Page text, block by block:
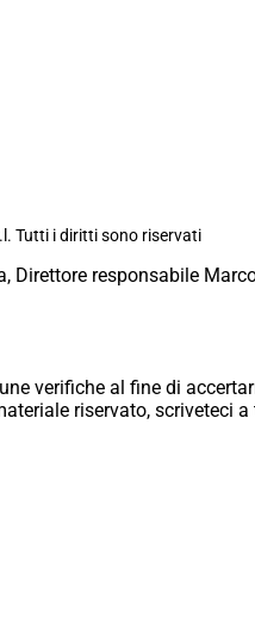
Tutti i diritti sono riservati
Direttore responsabile
verifiche al fine di
riservato,